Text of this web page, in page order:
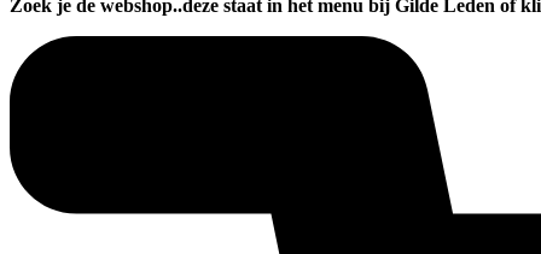
Zoek je de webshop..deze staat in het menu bij Gilde Leden of